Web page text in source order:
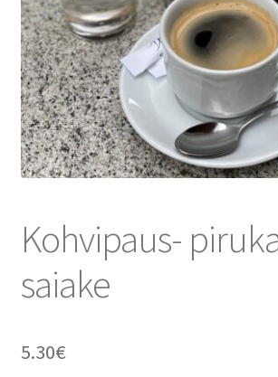
Kohvipaus-
saiake
5.30€